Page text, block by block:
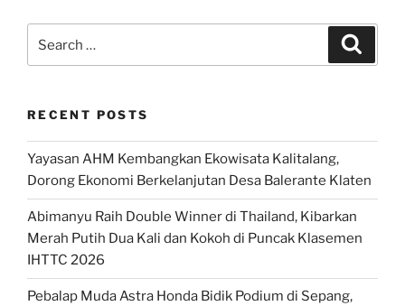
for:
RECENT POSTS
Yayasan AHM Kembangkan Ekowisata Kalitalang,
Dorong Ekonomi Berkelanjutan Desa Balerante Klaten
Abimanyu Raih Double Winner di Thailand, Kibarkan
Merah Putih Dua Kali dan Kokoh di Puncak Klasemen
IHTTC 2026
Pebalap Muda Astra Honda Bidik Podium di Sepang,